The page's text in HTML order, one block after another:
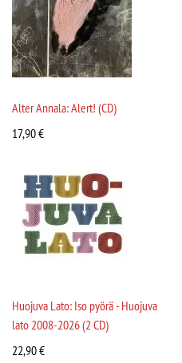
Alter Annala: Alert! (CD)
17,90€
Huojuva Lato: Iso pyörä - Huojuva
lato 2008-2026 (2 CD)
22,90€